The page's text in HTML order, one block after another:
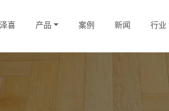
泽喜 产品 案例 新闻 行业